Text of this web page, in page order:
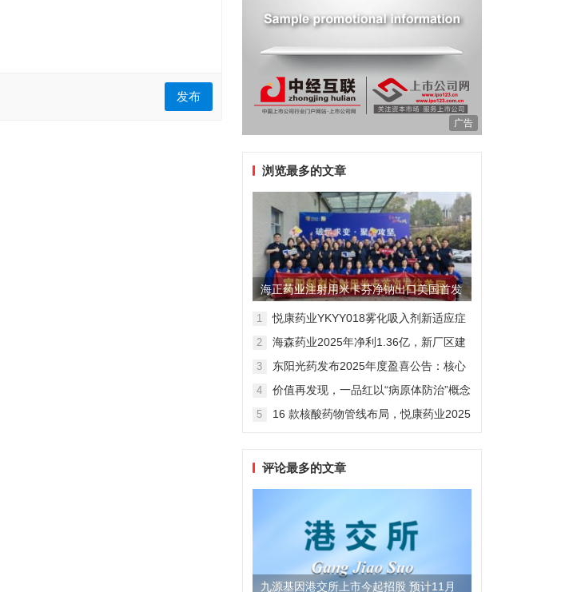
发布
广告
浏览最多的文章
海正药业注射用米卡芬净钠出口美国首发
制剂全球化迈出关键一步
1
悦康药业YKYY018雾化吸入剂新适应症
感染防治
2
海森药业2025年净利1.36亿，新厂区建
3
东阳光药发布2025年度盈喜公告：核心
维度
4
价值再发现，一品红以“病原体防治”概念
5
16 款核酸药物管线布局，悦康药业2025
评论最多的文章
九源基因港交所上市今起招股 预计11月